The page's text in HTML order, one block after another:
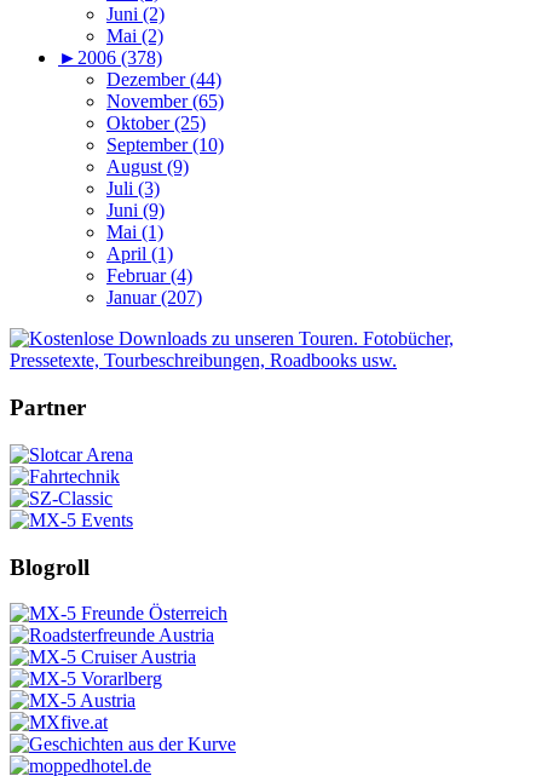
Juni (2)
Mai (2)
► 2006 (378)
Dezember (44)
November (65)
Oktober (25)
September (10)
August (9)
Juli (3)
Juni (9)
Mai (1)
April (1)
Februar (4)
Januar (207)
Partner
Blogroll